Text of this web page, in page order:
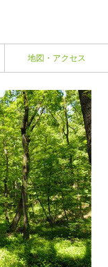
地図・アクセス